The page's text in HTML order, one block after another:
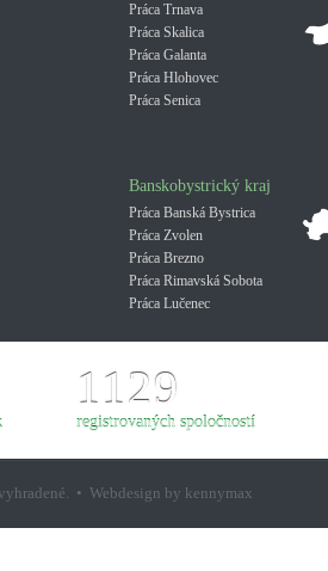
Práca Trnava
Práca Skalica
Práca Galanta
Práca Hlohovec
Práca Senica
Banskobystrický kraj
Práca Banská Bystrica
Práca Zvolen
Práca Brezno
Práca Rimavská Sobota
Práca Lučenec
1129
registrovaných spoločností
• Webdesign by kennymax